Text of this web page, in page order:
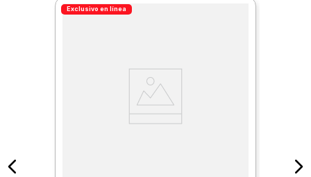
Exclusivo en línea